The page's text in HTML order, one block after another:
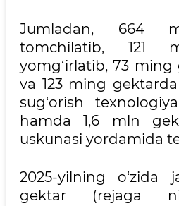
Jumladan, 664
tomchilatib, 121
yomg‘irlatib, 73
va 123 ming
sug‘orish
hamda 1,6 mln
uskunasi yordamida
2025-yilning o‘zida
gektar (rejaga